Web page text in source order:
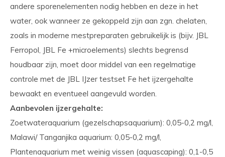
andere sporenelementen nodig hebben en deze in het
water, ook wanneer ze gekoppeld zijn aan zgn. chelaten,
zoals in moderne mestpreparaten gebruikelijk is (bijv. JBL
Ferropol, JBL Fe +microelements) slechts begrensd
houdbaar zijn, moet door middel van een regelmatige
controle met de JBL IJzer testset Fe het ijzergehalte
bewaakt en eventueel aangevuld worden.
Aanbevolen ijzergehalte:
Zoetwateraquarium (gezelschapsaquarium): 0,05-0,2 mg/l,
Malawi/ Tanganjika aquarium: 0,05-0,2 mg/l,
Plantenaquarium met weinig vissen (aquascaping): 0,1-0,5